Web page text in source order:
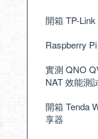
開箱 TP-
Raspberry
實測 QNO
NAT 效能測
開箱 Tenda
享器